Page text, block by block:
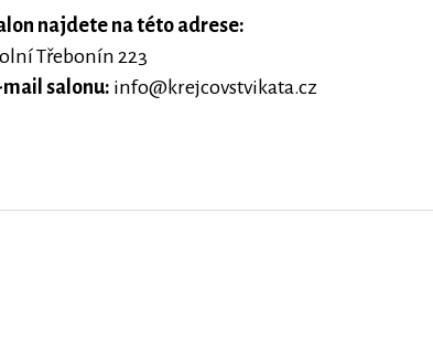
najdete na této adrese:
Třebonín 223
mail salonu: info@krejcovstvikata.cz